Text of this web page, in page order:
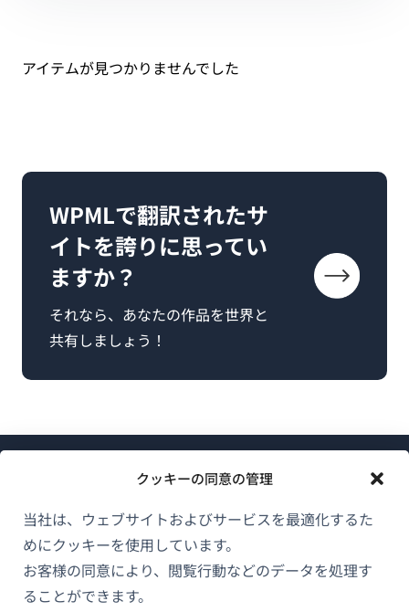
クッキーの同意の管理
当社は、ウェブサイトおよびサービスを最適化するた
めにクッキーを使用しています。
お客様の同意により、閲覧行動などのデータを処理す
ることができます。
アイテムが見つかりませんでした
WPMLで翻訳されたサ
イトを誇りに思ってい
ますか？
それなら、あなたの作品を世界と
共有しましょう！
WPMLについて
GDPRおよびプライバシーポリシー